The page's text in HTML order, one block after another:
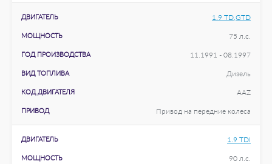
ДВИГАТЕЛЬ 1.9 TD,GTD
МОЩНОСТЬ 75 л.с.
ГОД ПРОИЗВОДСТВА 11.1991 - 08.1997
ВИД ТОПЛИВА Дизель
КОД ДВИГАТЕЛЯ AAZ
ПРИВОД Привод на передние колеса
ДВИГАТЕЛЬ 1.9 TDI
МОЩНОСТЬ 90 л.с.